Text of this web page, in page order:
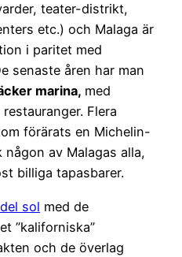
teater-distrikt,
etc.) och Malaga är
i paritet med
senaste åren har man
marina, med
Flera
förärats en Michelin-
av Malagas alla,
billiga tapasbarer.
sol med de
”kaliforniska”
och de överlag